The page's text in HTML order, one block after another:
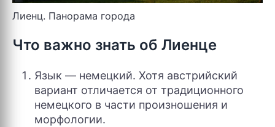
Лиенц. Панорама города
Что важно знать об Лиенце
Язык — немецкий. Хотя австрийский
вариант отличается от традиционного
немецкого в части произношения и
морфологии.